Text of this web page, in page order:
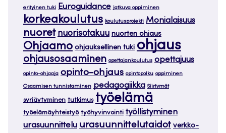
erityinen tuki Euroguidance jatkuva oppiminen
korkeakoulutus koulutusprojekti Monialaisuus
nuoret nuorisotakuu nuorten ohjaus
Ohjaamo ohjauksellinen tuki ohjaus
ohjausosaaminen opettajankoulutus opettajuus
opinto-ohjaaja opinto-ohjaus opintopolku oppiminen
Osaamisen tunnistaminen pedagogiikka Siirtymät
syrjäytyminen tutkimus työelämä
työelämäyhteistyö työhyvinvointi työllistyminen
urasuunnittelu urasuunnittelutaidot verkko-